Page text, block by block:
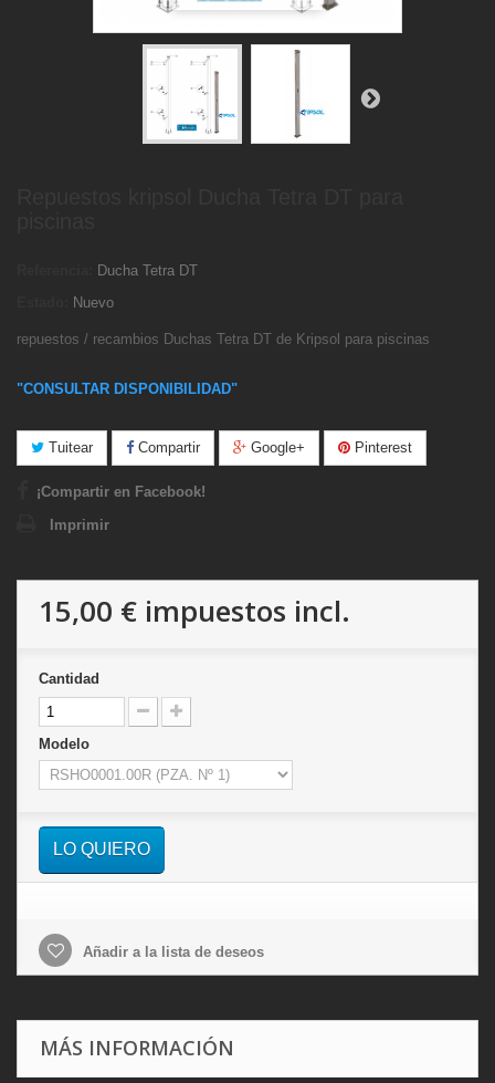
Ducha Tetra DT
Nuevo
repuestos / recambios Duchas Tetra DT de Kripsol para piscinas
"CONSULTAR DISPONIBILIDAD"
Tuitear Compartir Google+ Pinterest
¡Compartir en Facebook!
Imprimir
15,00 € impuestos incl.
Cantidad
Modelo
LO QUIERO
Añadir a la lista de deseos
MÁS INFORMACIÓN